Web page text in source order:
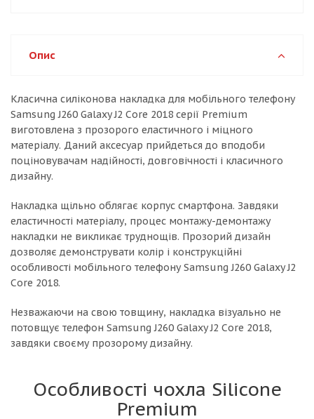
Опис
Класична силіконова накладка для мобільного телефону
Samsung J260 Galaxy J2 Core 2018 серії Premium
виготовлена з прозорого еластичного і міцного
матеріалу. Даний аксесуар прийдеться до вподоби
поціновувачам надійності, довговічності і класичного
дизайну.
Накладка щільно облягає корпус смартфона. Завдяки
еластичності матеріалу, процес монтажу-демонтажу
накладки не викликає труднощів. Прозорий дизайн
дозволяє демонструвати колір і конструкційні
особливості мобільного телефону Samsung J260 Galaxy J2
Core 2018.
Незважаючи на свою товщину, накладка візуально не
потовщує телефон Samsung J260 Galaxy J2 Core 2018,
завдяки своєму прозорому дизайну.
Особливості чохла Silicone
Premium